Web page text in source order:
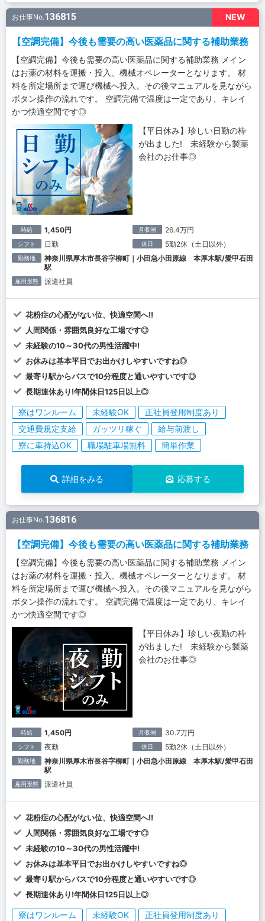
NEW
お仕事No.136815
【空調完備】今後も需要の高い医薬品に関する補助業務
【空調完備】今後も需要の高い医薬品に関する補助業務 メイン
はお薬の材料を運搬・投入、機械オペレーターとなります。 材
料を所定場所まで運び機械へ投入。その後マニュアルを見ながら
ボタン操作の流れです。 空調完備で温度は一定であり、キレイ
かつ快適空間です◎
【平日休み】珍しい日勤の枠
が出ました! 未経験から製薬
会社のお仕事◎
時給 1,450円 月収例 26.4万円
シフト 日勤 休日 5勤2休（土日以外）
勤務地
神奈川県厚木市長谷字柳町｜小田急小田原線 本厚木駅/愛甲石田
駅
雇用形態 派遣社員
花粉症の心配がない位、快適空間へ!!
人間関係・雰囲気良好な工場です◎
未経験の10～30代の男性活躍中!
お休みは基本平日でお出かけしやすいですね◎
最寄り駅からバスで10分程度と通いやすいです◎
長期連休あり!年間休日125日以上◎
寮はワンルーム 未経験OK
正社員登用制度あり
交通費規定支給
ガッツリ稼ぐ
給与前渡し
寮に車持込OK
職場駐車場無料 簡単作業
詳細をみる 応募する
お仕事No.136816
【空調完備】今後も需要の高い医薬品に関する補助業務
【空調完備】今後も需要の高い医薬品に関する補助業務 メイン
はお薬の材料を運搬・投入、機械オペレーターとなります。 材
料を所定場所まで運び機械へ投入。その後マニュアルを見ながら
ボタン操作の流れです。 空調完備で温度は一定であり、キレイ
かつ快適空間です◎
【平日休み】珍しい夜勤の枠
が出ました! 未経験から製薬
会社のお仕事◎
時給 1,450円 月収例 30.7万円
シフト 夜勤 休日 5勤2休（土日以外）
勤務地
神奈川県厚木市長谷字柳町｜小田急小田原線 本厚木駅/愛甲石田
駅
雇用形態 派遣社員
花粉症の心配がない位、快適空間へ!!
人間関係・雰囲気良好な工場です◎
未経験の10～30代の男性活躍中!
お休みは基本平日でお出かけしやすいですね◎
最寄り駅からバスで10分程度と通いやすいです◎
長期連休あり!年間休日125日以上◎
寮はワンルーム 未経験OK
正社員登用制度あり